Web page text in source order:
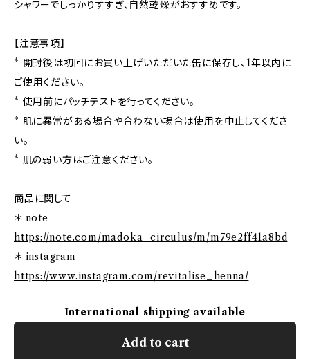
シャワーでしっかりすすぎ、自然乾燥がおすすめです。
【注意事項】
* 開封後は初回にお買い上げいただいた缶に保存し、1年以内に
ご使用ください。
* 使用前にパッチテストを行ってください。
* 肌に異常がある場合や合わない場合は使用を中止してくださ
い。
* 肌の弱い方はご注意ください。
商品に関して
＊ note
https://note.com/madoka_circulus/m/m79e2ff41a8bd
＊ instagram
https://www.instagram.com/revitalise_henna/
International shipping available
Add to cart